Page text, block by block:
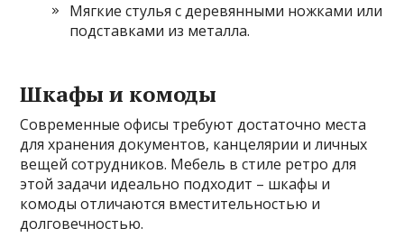
Мягкие стулья с деревянными ножками или
подставками из металла.
Шкафы и комоды
Современные офисы требуют достаточно места
для хранения документов, канцелярии и личных
вещей сотрудников. Мебель в стиле ретро для
этой задачи идеально подходит – шкафы и
комоды отличаются вместительностью и
долговечностью.